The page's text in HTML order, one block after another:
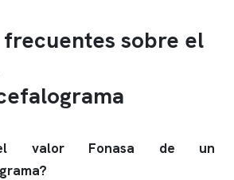
frecuentes sobre el
valor Fonasa de un
?